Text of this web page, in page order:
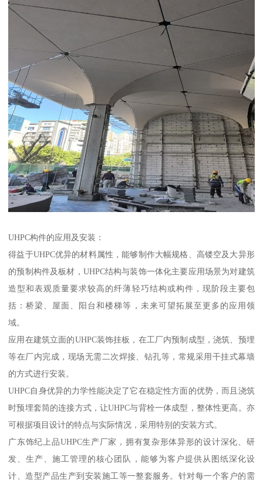
UHPC构件的应用及安装：
得益于UHPC优异的材料属性，能够制作大幅规格、高镂空及大异形
的预制构件及板材，UHPC结构与装饰一体化主要应用场景为对建筑
造型和表观质量要求较高的纤薄轻巧结构或构件，现阶段主要包
括：桥梁、屋面、阳台和楼梯等，未来可望拓展至更多的应用领
域。
应用在建筑立面的UHPC装饰挂板，在工厂内预制成型，浇筑、预埋
等在厂内完成，现场无需二次焊接、钻孔等，常规采用干挂式幕墙
的方式进行安装。
UHPC自身优异的力学性能决定了它在稳定性方面的优势，而且浇筑
时预埋套筒的连接方式，让UHPC与背栓一体成型，整体性更高。亦
可根据项目设计的特点与实际情况，采用特别的安装方式。
广东饰纪上品UHPC生产厂家，拥有复杂形体异形的设计深化、研
发、生产、施工管理的核心团队，能够为客户提供从图纸深化设
计、造型产品生产到安装施工等一整套服务。针对每一个客户的需